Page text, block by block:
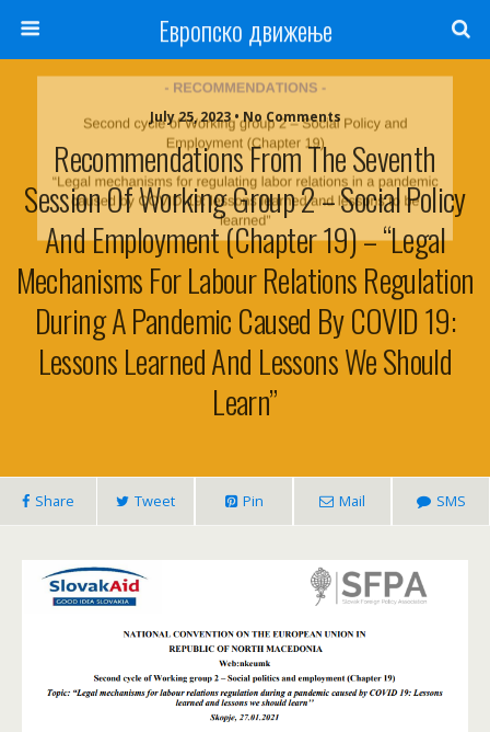
Европско движење
July 25, 2023 • No Comments
Recommendations From The Seventh
Session Of Working Group 2 – Social Policy
And Employment (Chapter 19) – “Legal
Mechanisms For Labour Relations Regulation
During A Pandemic Caused By COVID 19:
Lessons Learned And Lessons We Should
Learn”
Share Tweet Pin Mail SMS